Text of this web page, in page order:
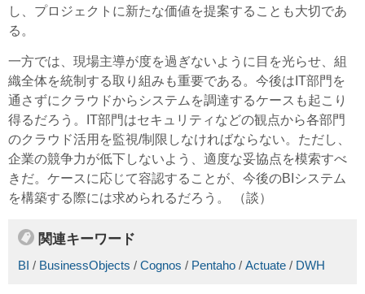
し、プロジェクトに新たな価値を提案することも大切であ
る。
一方では、現場主導が度を過ぎないように目を光らせ、組
織全体を統制する取り組みも重要である。今後はIT部門を
通さずにクラウドからシステムを調達するケースも起こり
得るだろう。IT部門はセキュリティなどの観点から各部門
のクラウド活用を監視/制限しなければならない。ただし、
企業の競争力が低下しないよう、適度な妥協点を模索すべ
きだ。ケースに応じて容認することが、今後のBIシステム
を構築する際には求められるだろう。 （談）
関連キーワード
BI / BusinessObjects / Cognos / Pentaho / Actuate / DWH